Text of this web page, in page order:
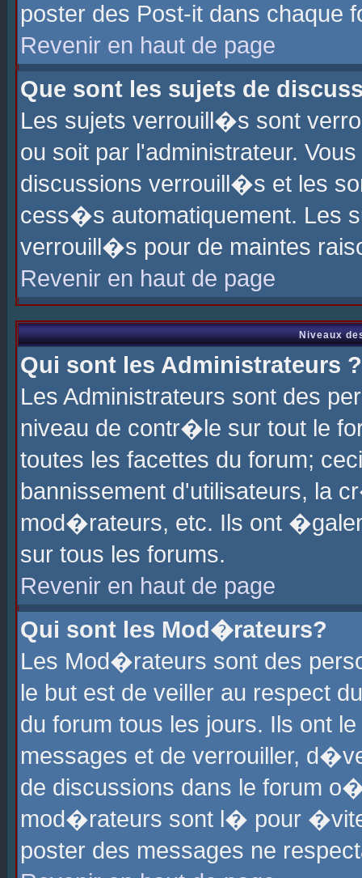
poster des Post-it dans chaque
Revenir en haut de page
Que sont les sujets de
Les sujets verrouill�s sont
ou soit par l'administrateur.
discussions verrouill�s et les
cess�s automatiquement. Les
verrouill�s pour de maintes
Revenir en haut de page
Niveaux
Qui sont les Administrateurs ?
Les Administrateurs sont des
niveau de contr�le sur tout le
toutes les facettes du forum;
bannissement d'utilisateurs, la
mod�rateurs, etc. Ils ont
sur tous les forums.
Revenir en haut de page
Qui sont les Mod�rateurs?
Les Mod�rateurs sont des
le but est de veiller au respect
du forum tous les jours. Ils ont
messages et de verrouiller,
de discussions dans le forum
mod�rateurs sont l� pour
poster des messages ne